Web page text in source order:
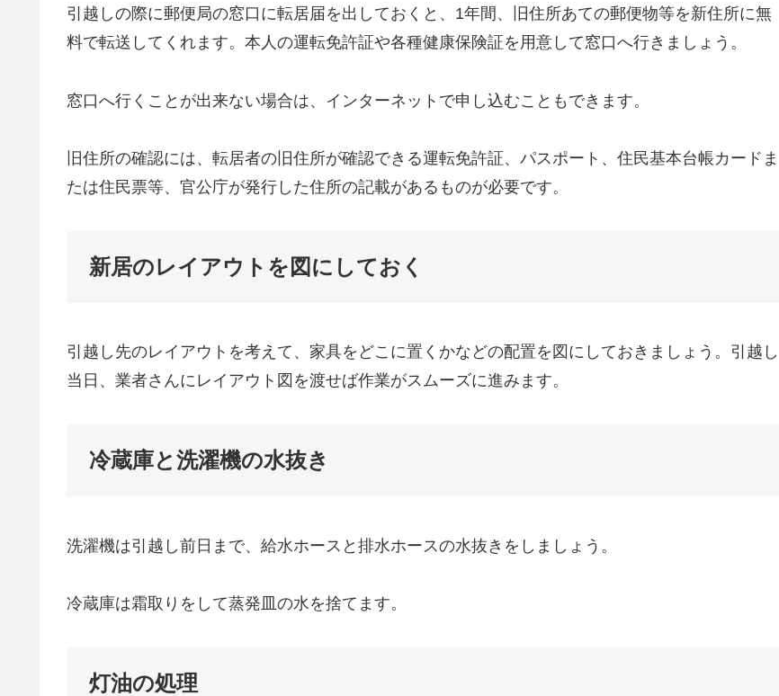
引越しの際に郵便局の窓口に転居届を出しておくと、1年間、旧住所あての郵便物等を新住所に無
料で転送してくれます。本人の運転免許証や各種健康保険証を用意して窓口へ行きましょう。
窓口へ行くことが出来ない場合は、インターネットで申し込むこともできます。
旧住所の確認には、転居者の旧住所が確認できる運転免許証、パスポート、住民基本台帳カードま
たは住民票等、官公庁が発行した住所の記載があるものが必要です。
新居のレイアウトを図にしておく
引越し先のレイアウトを考えて、家具をどこに置くかなどの配置を図にしておきましょう。引越し
当日、業者さんにレイアウト図を渡せば作業がスムーズに進みます。
冷蔵庫と洗濯機の水抜き
洗濯機は引越し前日まで、給水ホースと排水ホースの水抜きをしましょう。
冷蔵庫は霜取りをして蒸発皿の水を捨てます。
灯油の処理